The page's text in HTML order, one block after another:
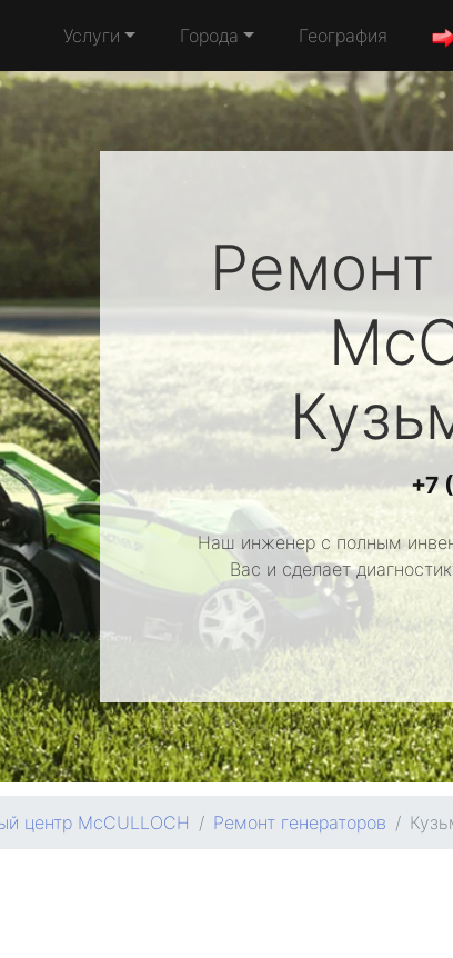
Услуги Города География
Ремонт
+7
Наш инженер с полным
Вас и сделает
центр McCULLOCH Ремонт генераторов